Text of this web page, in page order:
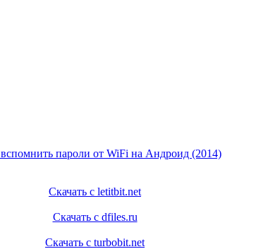
Скачать с letitbit.net
Скачать с dfiles.ru
Скачать с turbobit.net